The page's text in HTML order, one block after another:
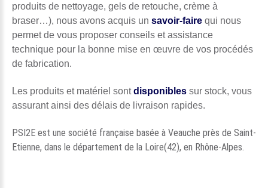
produits de nettoyage, gels de retouche, crème à
braser…), nous avons acquis un savoir-faire qui nous
permet de vous proposer conseils et assistance
technique pour la bonne mise en œuvre de vos procédés
de fabrication.
Les produits et matériel sontdisponibles sur stock, vous
assurant ainsi des délais de livraison rapides.
PSI2E est une société française basée à Veauche près de Saint-
Etienne, dans le département de la Loire(42), en Rhône-Alpes.